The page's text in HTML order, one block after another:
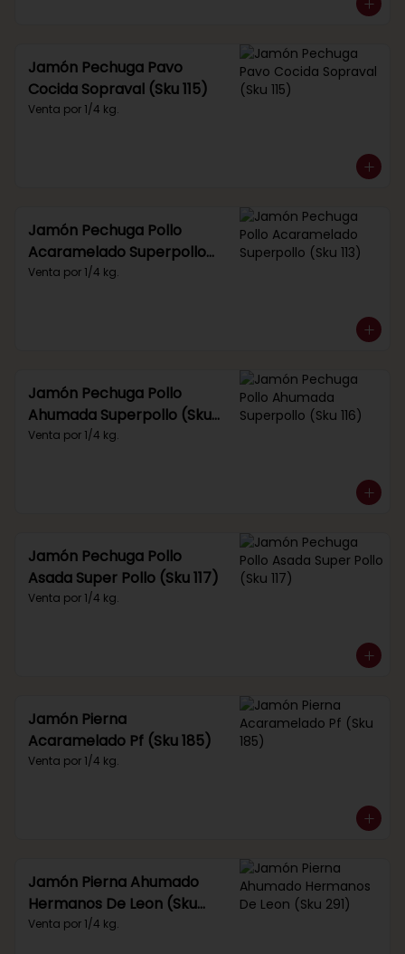
Jamón Pechuga Pavo
Cocida Sopraval (Sku 115)
Venta por 1/4 kg.
Jamón Pechuga Pollo
Acaramelado Superpollo
(Sku 113)
Venta por 1/4 kg.
Jamón Pechuga Pollo
Ahumada Superpollo (Sku
116)
Venta por 1/4 kg.
Jamón Pechuga Pollo
Asada Super Pollo (Sku 117)
Venta por 1/4 kg.
Jamón Pierna
Acaramelado Pf (Sku 185)
Venta por 1/4 kg.
Jamón Pierna Ahumado
Hermanos De Leon (Sku
291)
Venta por 1/4 kg.